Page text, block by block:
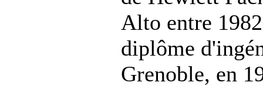
Alto entre
diplôme
Grenoble, en